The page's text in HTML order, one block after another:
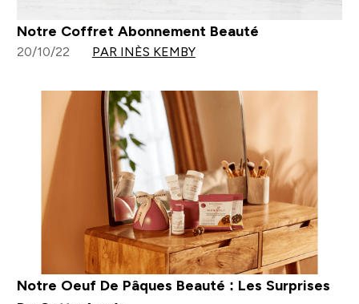
Notre Coffret Abonnement Beauté
20/10/22 PAR INÈS KEMBY
Notre Oeuf De Pâques Beauté : Les Surprises